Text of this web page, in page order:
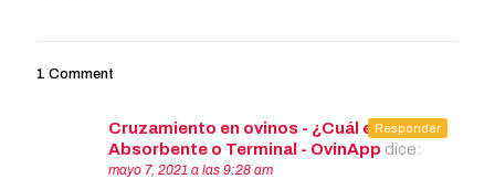
1 Comment
Cruzamiento en ovinos - ¿Cuál elegir?
Absorbente o Terminal - OvinApp dice:
mayo 7, 2021 a las 9:28 am
Responder